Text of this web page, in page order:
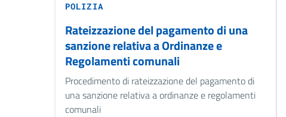
POLIZIA
Rateizzazione del pagamento di una
sanzione relativa a Ordinanze e
Regolamenti comunali
Procedimento di rateizzazione del pagamento di
una sanzione relativa a ordinanze e regolamenti
comunali